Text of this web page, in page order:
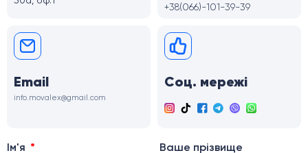
+38(066)-101-39-39
Email
info.movalex@gmail.com
Соц. мережі
Ім'я Ваше прізвище